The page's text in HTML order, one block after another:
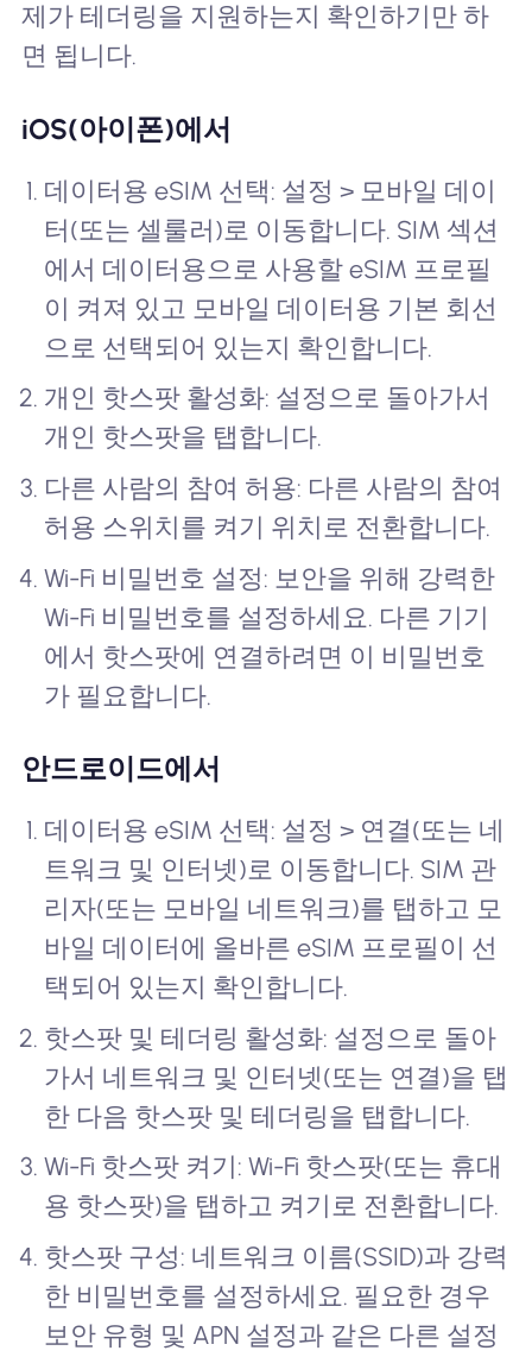
제가 테더링을 지원하는지 확인하기만 하
면 됩니다.
iOS(아이폰)에서
데이터용 eSIM 선택: 설정 > 모바일 데이
터(또는 셀룰러)로 이동합니다. SIM 섹션
에서 데이터용으로 사용할 eSIM 프로필
이 켜져 있고 모바일 데이터용 기본 회선
으로 선택되어 있는지 확인합니다.
개인 핫스팟 활성화: 설정으로 돌아가서
개인 핫스팟을 탭합니다.
다른 사람의 참여 허용: 다른 사람의 참여
허용 스위치를 켜기 위치로 전환합니다.
Wi-Fi 비밀번호 설정: 보안을 위해 강력한
Wi-Fi 비밀번호를 설정하세요. 다른 기기
에서 핫스팟에 연결하려면 이 비밀번호
가 필요합니다.
안드로이드에서
데이터용 eSIM 선택: 설정 > 연결(또는 네
트워크 및 인터넷)로 이동합니다. SIM 관
리자(또는 모바일 네트워크)를 탭하고 모
바일 데이터에 올바른 eSIM 프로필이 선
택되어 있는지 확인합니다.
핫스팟 및 테더링 활성화: 설정으로 돌아
가서 네트워크 및 인터넷(또는 연결)을 탭
한 다음 핫스팟 및 테더링을 탭합니다.
Wi-Fi 핫스팟 켜기: Wi-Fi 핫스팟(또는 휴대
용 핫스팟)을 탭하고 켜기로 전환합니다.
핫스팟 구성: 네트워크 이름(SSID)과 강력
한 비밀번호를 설정하세요. 필요한 경우
보안 유형 및 APN 설정과 같은 다른 설정